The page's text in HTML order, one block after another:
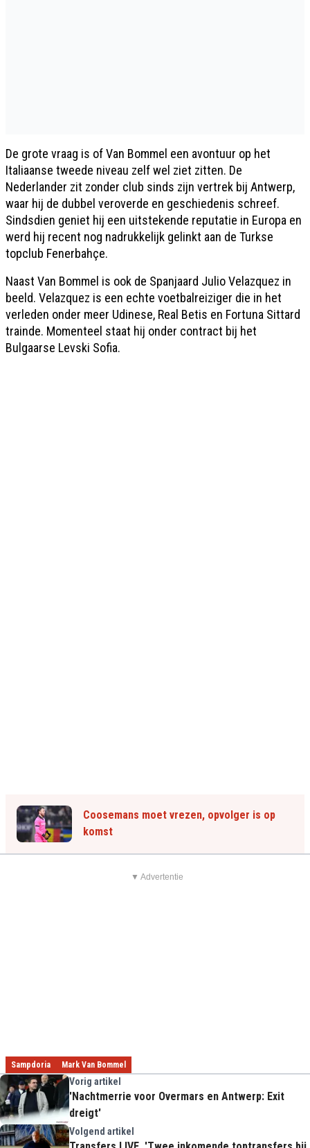
De grote vraag is of Van Bommel een avontuur op het
Italiaanse tweede niveau zelf wel ziet zitten. De
Nederlander zit zonder club sinds zijn vertrek bij Antwerp,
waar hij de dubbel veroverde en geschiedenis schreef.
Sindsdien geniet hij een uitstekende reputatie in Europa en
werd hij recent nog nadrukkelijk gelinkt aan de Turkse
topclub Fenerbahçe.
Naast Van Bommel is ook de Spanjaard Julio Velazquez in
beeld. Velazquez is een echte voetbalreiziger die in het
verleden onder meer Udinese, Real Betis en Fortuna Sittard
trainde. Momenteel staat hij onder contract bij het
Bulgaarse Levski Sofia.
Coosemans moet vrezen, opvolger is op
komst
▼ Advertentie
Sampdoria Mark Van Bommel
Vorig artikel
'Nachtmerrie voor Overmars en Antwerp: Exit
dreigt'
Volgend artikel